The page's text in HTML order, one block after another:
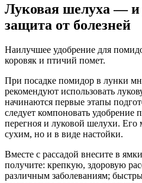
Луковая шелуха — и
защита от болезней
Наилучшее удобрение для
коровяк и птичий помет.
При посадке помидор в лунки
рекомендуют использовать
начинаются первые этапы
следует компоновать удобрение
перегноя и луковой шелухи. Его
сухим, но и в виде настойки.
Вместе с рассадой внесите в
получите: крепкую, здоровую
различным заболеваниям;